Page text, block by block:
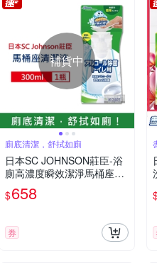
補貨中
廁底清潔，舒拭如廁
日本SC JOHNSON莊臣-浴
廁高濃度瞬效潔淨馬桶座清
潔液300ml/白色瓶(馬桶座
墊,沖水按鈕,門把,紙巾架,兒
$658
券